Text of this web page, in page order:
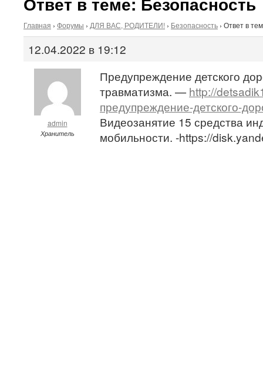
Главная › Форумы › ДЛЯ ВАС, РОДИТЕЛИ! › Безопасность › Ответ в
12.04.2022 в 19:12
admin
Хранитель
Предупреждение детского
травматизма. — http://
предупреждение-детского-
Видеозанятие 15 средства
мобильности. -https://